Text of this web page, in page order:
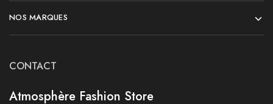
NOS MARQUES
CONTACT
Atmosphère Fashion Store